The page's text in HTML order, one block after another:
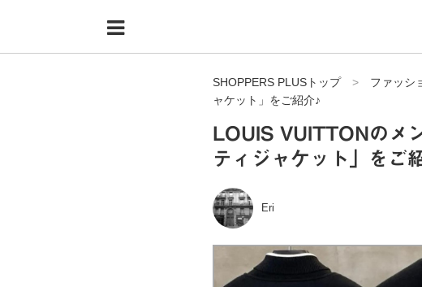
HOME
無在庫で自由気ままに稼ぐ！バイマ実践記
SHOPPERS PLUSトップ> ファッシ
ャケット」をご紹介♪
LOUIS VUITTONのメ
ティジャケット」をご
Eri